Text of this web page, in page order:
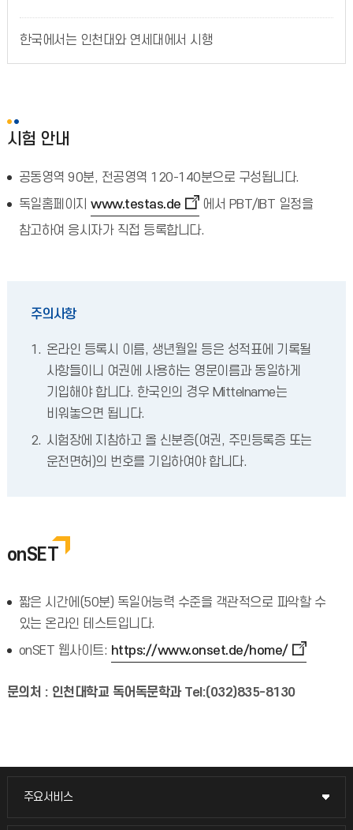
한국에서는 인천대와 연세대에서 시행
시험 안내
공동영역 90분, 전공영역 120-140분으로 구성됩니다.
독일홈페이지www.testas.de
에서 PBT/IBT 일정을
참고하여 응시자가 직접 등록합니다.
주의사항
온라인 등록시 이름, 생년월일 등은 성적표에 기록될
사항들이니 여권에 사용하는 영문이름과 동일하게
기입해야 합니다. 한국인의 경우 Mittelname는
비워놓으면 됩니다.
시험장에 지참하고 올 신분증(여권, 주민등록증 또는
운전면허)의 번호를 기입하여야 합니다.
onSET
짧은 시간에(50분) 독일어능력 수준을 객관적으로 파악할 수
있는 온라인 테스트입니다.
onSET 웹사이트: https://www.onset.de/home/
문의처 : 인천대학교 독어독문학과 Tel:(032)835-8130
주요서비스
주요서비스